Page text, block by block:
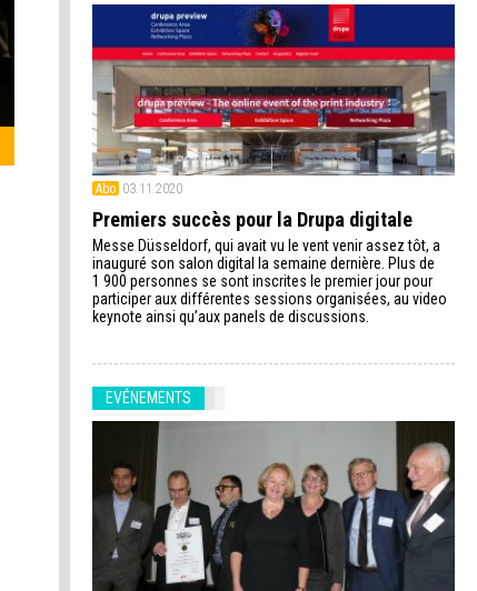
Abo 03.11.2020
Premiers succès pour la Drupa digitale
Messe Düsseldorf, qui avait vu le vent venir assez tôt, a
inauguré son salon digital la semaine dernière. Plus de
1 900 personnes se sont inscrites le premier jour pour
participer aux différentes sessions organisées, au video
keynote ainsi qu’aux panels de discussions.
EVÉNEMENTS